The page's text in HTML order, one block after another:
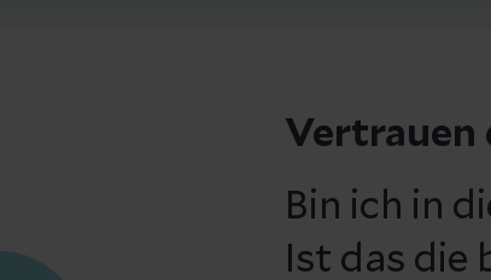
Vertrauen
Bin ich in
Ist das die